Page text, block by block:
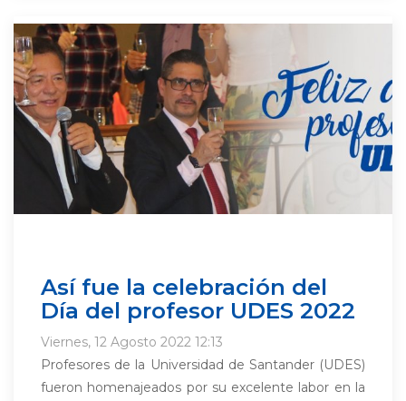
Así fue la celebración del
Día del profesor UDES 2022
Viernes, 12 Agosto 2022 12:13
Profesores de la Universidad de Santander (UDES)
fueron homenajeados por su excelente labor en la